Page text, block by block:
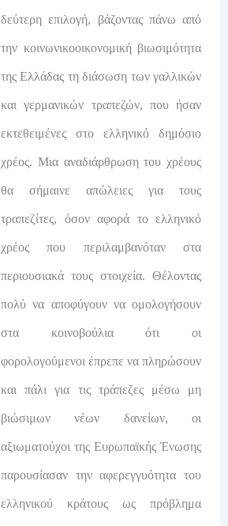
δεύτερη επιλογή, βάζοντας πάνω από
την κοινωνικοοικονομική βιωσιμότητα
της Ελλάδας τη διάσωση των γαλλικών
και γερμανικών τραπεζών, που ήσαν
εκτεθειμένες στο ελληνικό δημόσιο
χρέος. Μια αναδιάρθρωση του χρέους
θα σήμαινε απώλειες για τους
τραπεζίτες, όσον αφορά το ελληνικό
χρέος που περιλαμβανόταν στα
περιουσιακά τους στοιχεία. Θέλοντας
πολύ να αποφύγουν να ομολογήσουν
στα κοινοβούλια ότι οι
φορολογούμενοι έπρεπε να πληρώσουν
και πάλι για τις τράπεζες μέσω μη
βιώσιμων νέων δανείων, οι
αξιωματούχοι της Ευρωπαϊκής Ένωσης
παρουσίασαν την αφερεγγυότητα του
ελληνικού κράτους ως πρόβλημα